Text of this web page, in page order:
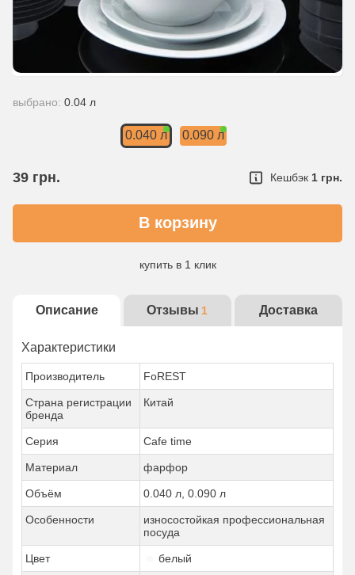
0.040 л 0.090 л
выбрано: 0.04 л
39 грн. Кешбэк 1 грн.
купить в 1 клик
Описание Отзывы 1 Доставка
Характеристики
Производитель FoREST
Страна регистрации
бренда
Китай
Серия Cafe time
Материал фарфор
Объём 0.040 л, 0.090 л
Особенности
износостойкая профессиональная
посуда
Цвет белый